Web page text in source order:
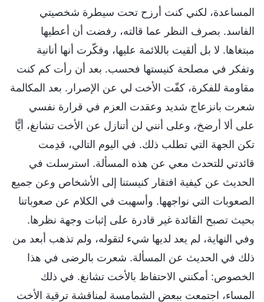
المساعدة، لكني كنت أرزح تحت سيطرة شخصيتي
الفاسد. بصرف النظر عما قالته، رفضت أن أعطيها
مبتغاها. لا بل ألقيت باللائمة عليها، وفكّرت أنها أنانية
وتفكر في مصلحة كنيستها فحسب. بعد أن رأت كم كنت
مقاومة للفكرة، كفّت الأخت لي عن الإصرار. بعد المكالمة
شعرت بانزعاج شديد وعقدت العزم في قرارة نفسي
على ألا أرضخ، وعلى أنني لن أتنازل عن الأخت تشانغ، أيًّا
تكن الجهة التي تطلب ذلك. في اليوم التالي، قدِمت
قائدتي للتحدث معي عن هذه المسألة. استرسلت في
الحديث عن كيفية افتقار كنيستنا إلى الأشخاص وعن جميع
الصعوبات التي نواجهها. وأسهبت في الكلام عن صعوباتنا
بحيث تصبح القائدة غير قادرة على إثبات وجهة نظرها.
وفي النهاية، لم يعد لديها شيء لتقوله، ولم تذهب أبعد من
ذلك في الحديث عن المسألة. شعرت بالرضى في هذا
الخصوص: أمكنني الاحتفاظ بالأخت تشانغ. في ذلك
المساء، اجتمعت ببعض الشمامسة لمناقشة ترقية الأخت